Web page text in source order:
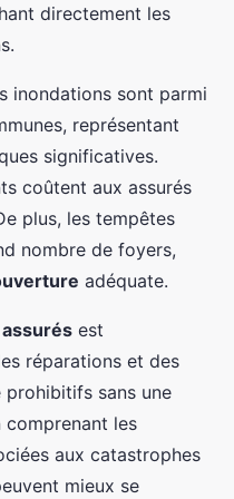
directement les
inondations sont parmi
représentant
significatives.
coûtent aux assurés
plus, les tempêtes
nombre de foyers,
adéquate.
assurés est
réparations et des
sans une
comprenant les
aux catastrophes
mieux se